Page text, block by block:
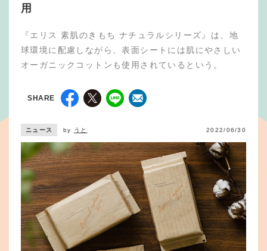
用
『エリス 素肌のきもち ナチュラルシリーズ』は、地
球環境に配慮しながら、表面シートには肌にやさしい
オーガニックコットンも使用されているという。
SHARE
ニュース by うと 2022/06/30